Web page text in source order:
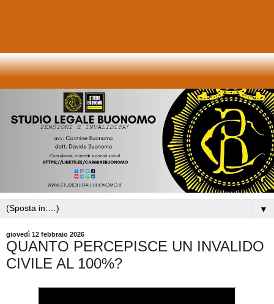
▼
giovedì 12 febbraio 2026
QUANTO PERCEPISCE UN INVALIDO
CIVILE AL 100%?